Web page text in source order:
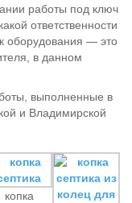
работы под ключ
ответственности
оборудования — это
в данном
выполненные в
и Владимирской
копка